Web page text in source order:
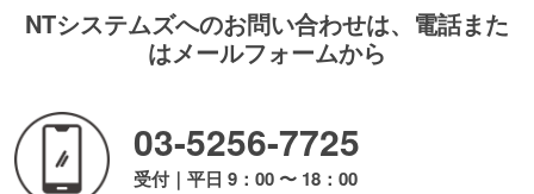
NTシステムズへのお問い合わせは、電話また
はメールフォームから
03-5256-7725
受付｜平日 9：00 〜 18：00